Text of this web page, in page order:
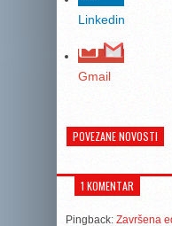
Linkedin
Gmail
POVEZANE NOVOSTI
1 KOMENTAR
Pingback: Završena